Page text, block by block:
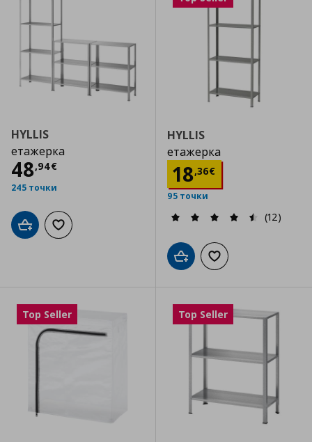
HYLLIS
етажерка
48,94€
Цена
245 точки
Добави в кошницата
Добави към списъка с любими
HYLLIS
етажерка
18,36€
Цена
95 точки
(12)
Добави в кошницата
Добави към
Top Seller Top Seller